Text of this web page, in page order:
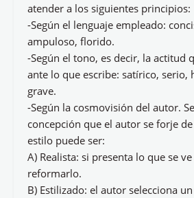
atender a los siguientes principios:
-Según el lenguaje empleado:
ampuloso, florido.
-Según el tono, es decir, la actitud
ante lo que escribe: satírico, serio,
grave.
-Según la cosmovisión del autor.
concepción que el autor se forje
estilo puede ser:
A) Realista: si presenta lo que se
reformarlo.
B) Estilizado: el autor selecciona